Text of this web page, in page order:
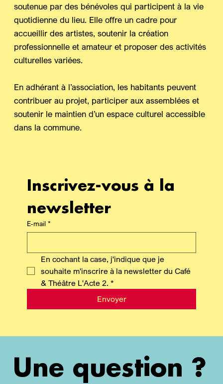
soutenue par des bénévoles qui participent à la vie
quotidienne du lieu. Elle offre un cadre pour
accueillir des artistes, soutenir la création
professionnelle et amateur et proposer des activités
culturelles variées.
En adhérant à l’association, les habitants peuvent
contribuer au projet, participer aux assemblées et
soutenir le maintien d’un espace culturel accessible
dans la commune.
Inscrivez-vous à la
newsletter
E-mail *
En cochant la case, j'indique que je
souhaite m'inscrire à la newsletter du Café
& Théâtre L'Acte 2. *
Envoyer
Une question ?